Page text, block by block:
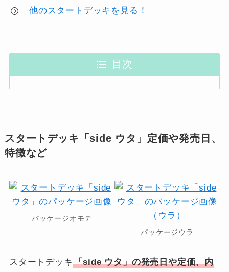
他のスタートデッキを見る！
目次
スタートデッキ「side ウタ」定価や発売日、
特徴など
パッケージオモテ
パッケージウラ
スタートデッキ 「side ウタ」の発売日や定価、内